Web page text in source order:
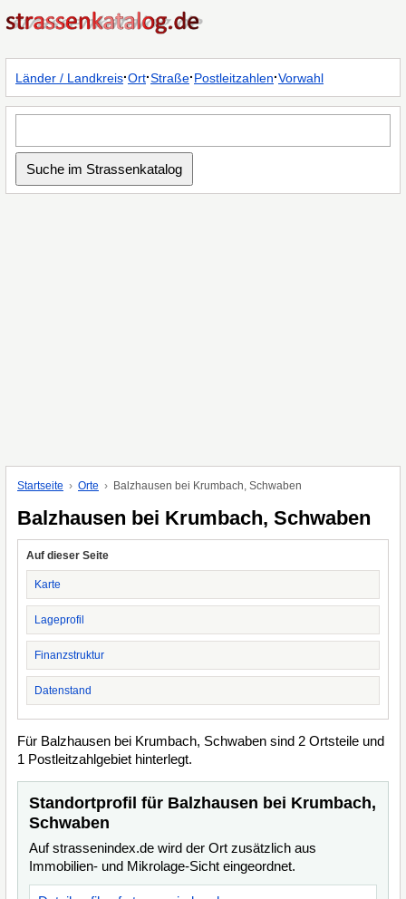
Länder / Landkreis·Ort·Straße·Postleitzahlen·Vorwahl
Startseite Orte Balzhausen bei Krumbach, Schwaben
Balzhausen bei Krumbach, Schwaben
Auf dieser Seite
Karte
Lageprofil
Finanzstruktur
Datenstand
Für Balzhausen bei Krumbach, Schwaben sind 2 Ortsteile und
1 Postleitzahlgebiet hinterlegt.
Standortprofil für Balzhausen bei Krumbach,
Schwaben
Auf strassenindex.de wird der Ort zusätzlich aus
Immobilien- und Mikrolage-Sicht eingeordnet.